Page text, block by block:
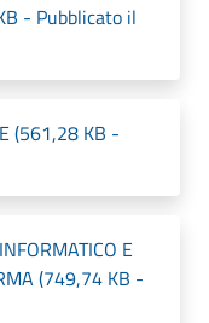
- Pubblicato il
(561,28 KB -
E
(749,74 KB -